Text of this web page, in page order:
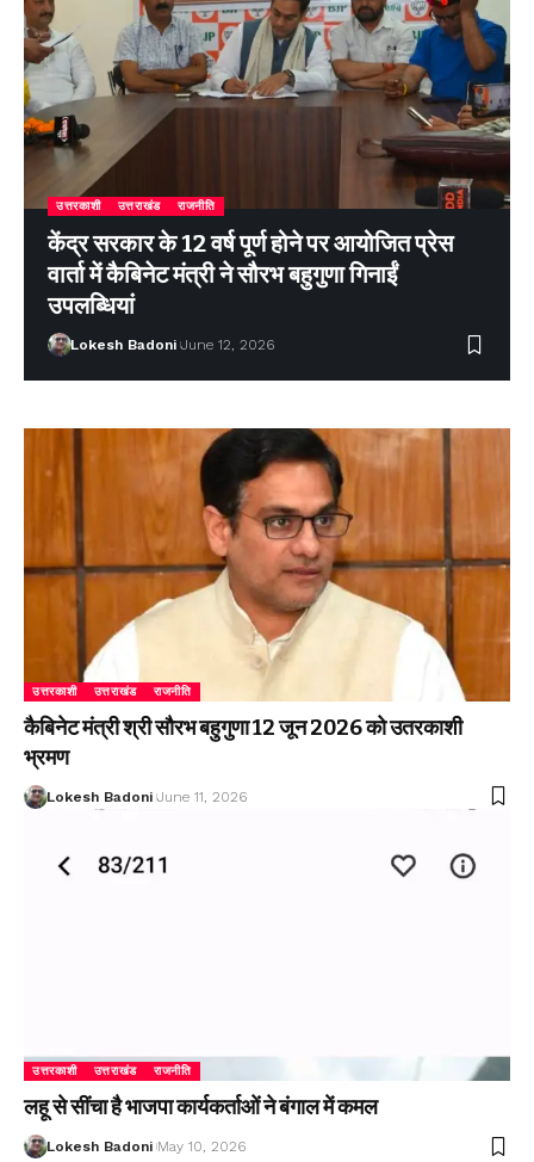
उत्तरकाशी उत्तराखंड राजनीति
केंद्र सरकार के 12 वर्ष पूर्ण होने पर आयोजित प्रेस
वार्ता में कैबिनेट मंत्री ने सौरभ बहुगुणा गिनाईं
उपलब्धियां
Lokesh Badoni June 12, 2026
उत्तरकाशी उत्तराखंड राजनीति
कैबिनेट मंत्री श्री सौरभ बहुगुणा 12 जून 2026 को उतरकाशी
भ्रमण
Lokesh Badoni June 11, 2026
उत्तरकाशी उत्तराखंड राजनीति
लहू से सींचा है भाजपा कार्यकर्ताओं ने बंगाल में कमल
Lokesh Badoni May 10, 2026